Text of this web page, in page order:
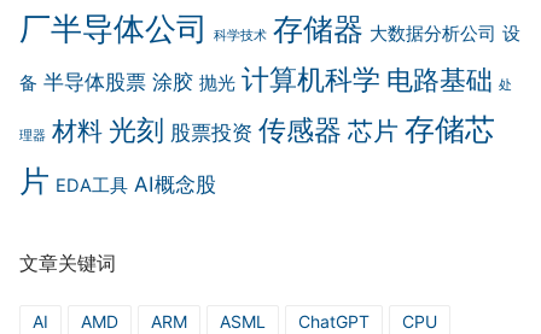
厂半导体公司
科学技术 存储器 大数据分析公司 设
备 半导体股票 涂胶 抛光 计算机科学 电路基础 处
理器 材料 光刻 股票投资 传感器 芯片 存储芯
片 EDA工具 AI概念股
文章关键词
AI AMD ARM ASML ChatGPT
CPU